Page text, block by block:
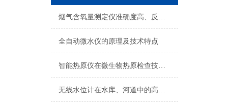
烟气含氧量测定仪准确度高、反应迅速
全自动微水仪的原理及技术特点
智能热原仪在微生物热原检查技术中的应用
无线水位计在水库、河道中的高效应用